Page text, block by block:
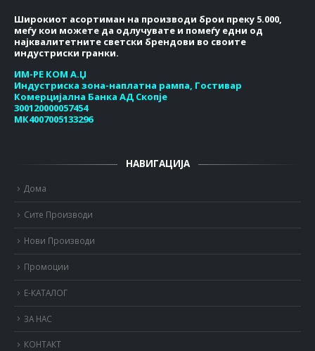
Широкиот асортиман на производи брои преку 5.000,
меѓу кои можете да одлучувате и помеѓу едни од
најквалитетните светски брендови во своите
индустриски гранки.
ИМ-РЕ КОМ А.Џ
Индустриска зона-наплатна рампа, Гостивар
Комерцијална Банка АД Скопје
300120000057454
МК4007005133296
НАВИГАЦИЈА
Дома
Сите Производи
Нови Производи
Промоции
Е-КАТАЛОГ
ЗА НАС
КОНТАКТ